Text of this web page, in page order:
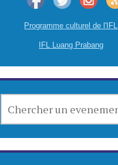
Programme culturel de l'IFL
IFL Luang Prabang
UN